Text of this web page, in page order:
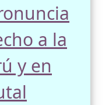
a la
y en